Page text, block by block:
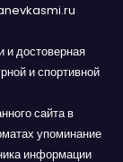
и достоверная
и спортивной
сайта в
упоминание
информации